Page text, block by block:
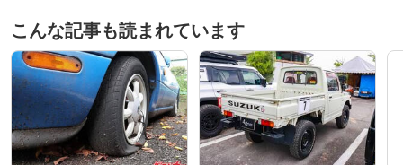
こんな記事も読まれています